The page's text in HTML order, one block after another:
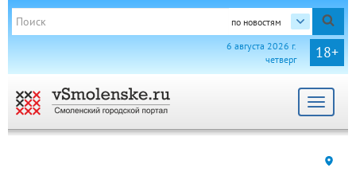
по новостям
18+
6 августа 2026 г.
четверг
Toggle